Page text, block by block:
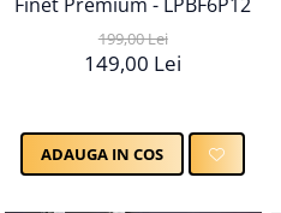
Finet Premium - LPBF6P12
199,00 Lei
149,00 Lei
ADAUGA IN COS